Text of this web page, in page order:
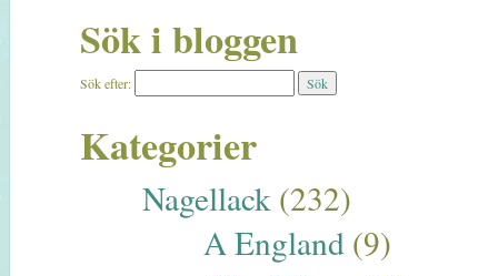
Sök i bloggen
Sök efter:
Kategorier
Nagellack(232)
A England (9)